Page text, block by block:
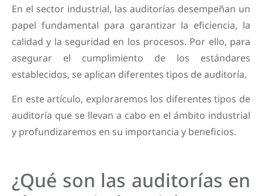
En el sector industrial, las auditorías desempeñan un
papel fundamental para garantizar la eficiencia, la
calidad y la seguridad en los procesos. Por ello, para
asegurar el cumplimiento de los estándares
establecidos, se aplican diferentes tipos de auditoría.
En este artículo, exploraremos los diferentes tipos de
auditoría que se llevan a cabo en el ámbito industrial
y profundizaremos en su importancia y beneficios.
¿Qué son las auditorías en